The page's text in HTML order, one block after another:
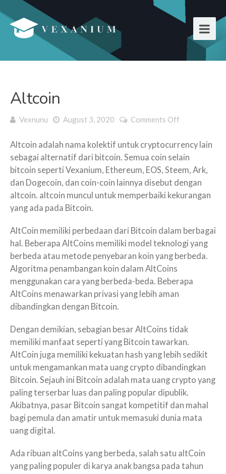
Altcoin
Vexnunu August 3, 2020 Comments Off
Altcoin adalah nama kolektif untuk cryptocurrency lain
sebagai alternatif dari bitcoin. Semua coin selain
bitcoin seperti Vexanium, Ethereum, EOS, Steem, Ark,
dan Dogecoin, dan coin-coin lainnya disebut dengan
altcoin. altcoin muncul untuk memperbaiki kekurangan
yang ada pada Bitcoin.
AltCoin memiliki perbedaan dari Bitcoin dalam berbagai
hal. Beberapa AltCoins memiliki model teknologi yang
berbeda atau metode penyebaran koin yang berbeda.
Algoritma penambangan koin dalam AltCoins
menggunakan cara yang berbeda-beda. Beberapa
AltCoins menawarkan privasi yang lebih aman
dibandingkan dengan Bitcoin.
Dengan demikian, sebagian besar AltCoins tidak
memiliki manfaat seperti yang Bitcoin tawarkan.
AltCoin juga memiliki kekuatan hash yang lebih sedikit
untuk mengamankan mata uang crypto dibandingkan
Bitcoin. Sejauh ini Bitcoin adalah mata uang crypto yang
paling terserbar luas dan paling popular dipublik.
Akibatnya, pasar Bitcoin sangat kompetitif dan mahal
bagi pemula dan amatir untuk memasuki dunia mata
uang digital.
Ada ribuan altCoins yang berbeda, salah satu altCoin
yang paling populer di karya anak bangsa pada tahun